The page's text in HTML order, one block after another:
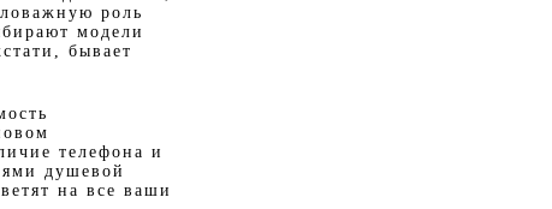
роль
модели
бывает
телефона и
душевой
на все ваши